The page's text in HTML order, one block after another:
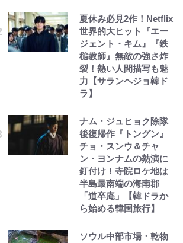
夏休み必見2作！Netflix
世界的大ヒット『エー
ジェント・キム』『鉄
槌教師』無敵の強さ炸
裂！熱い人間描写も魅
力【サランヘジョ韓ド
ラ】
ナム・ジュヒョク除隊
後復帰作『トングン』
チョ・スンウ＆チャ
ン・ヨンナムの熱演に
釘付け！寺院ロケ地は
半島最南端の海南郡
「道卒庵」【韓ドラか
ら始める韓国旅行】
ソウル中部市場・乾物